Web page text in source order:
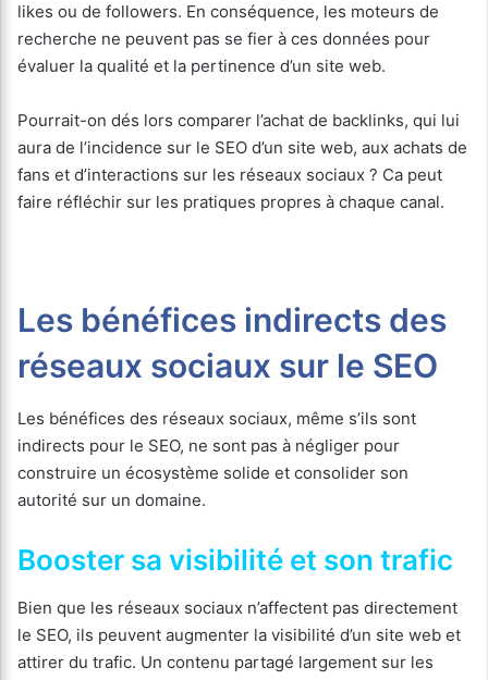
likes ou de followers. En conséquence, les moteurs de
recherche ne peuvent pas se fier à ces données pour
évaluer la qualité et la pertinence d’un site web.
Pourrait-on dés lors comparer l’achat de backlinks, qui lui
aura de l’incidence sur le SEO d’un site web, aux achats de
fans et d’interactions sur les réseaux sociaux ? Ca peut
faire réfléchir sur les pratiques propres à chaque canal.
Les bénéfices indirects des
réseaux sociaux sur le SEO
Les bénéfices des réseaux sociaux, même s’ils sont
indirects pour le SEO, ne sont pas à négliger pour
construire un écosystème solide et consolider son
autorité sur un domaine.
Booster sa visibilité et son trafic
Bien que les réseaux sociaux n’affectent pas directement
le SEO, ils peuvent augmenter la visibilité d’un site web et
attirer du trafic. Un contenu partagé largement sur les